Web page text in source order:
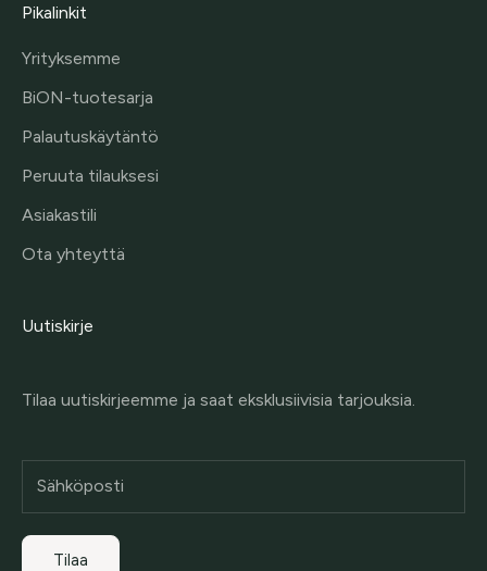
Pikalinkit
Yrityksemme
BiON-tuotesarja
Palautuskäytäntö
Peruuta tilauksesi
Asiakastili
Ota yhteyttä
Uutiskirje
Tilaa uutiskirjeemme ja saat eksklusiivisia tarjouksia.
Tilaa